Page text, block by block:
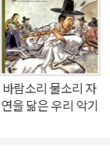
바람소리 물소리 자
연을 닮은 우리 악기